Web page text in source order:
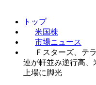
トップ
米国株
市場ニュース
Ｆスターズ、テ
連が軒並み逆行高、
上場に脚光